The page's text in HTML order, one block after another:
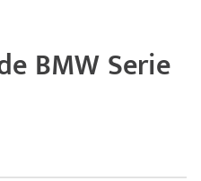
BMW Serie